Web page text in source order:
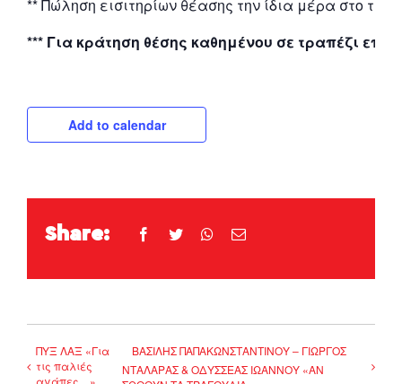
** Πώληση εισιτηρίων θέασης την ίδια μέρα στο
*** Για κράτηση θέσης καθημένου σε τραπέζι
Add to calendar
Share: Facebook
Twitter WhatsApp
Email
ΠΥΞ ΛΑΞ «Για
τις παλιές
ΒΑΣΙΛΗΣ ΠΑΠΑΚΩΝΣΤΑΝΤΙΝΟΥ – ΓΙΩΡΓΟΣ
ΝΤΑΛΑΡΑΣ & ΟΔΥΣΣΕΑΣ ΙΩΑΝΝΟΥ «ΑΝ